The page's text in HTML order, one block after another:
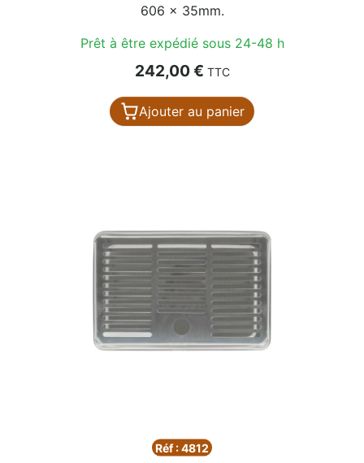
606 x 35mm.
Prêt à être expédié sous 24-48 h
Prix
242,00 € TTC
Ajouter au panier
Réf : 4812